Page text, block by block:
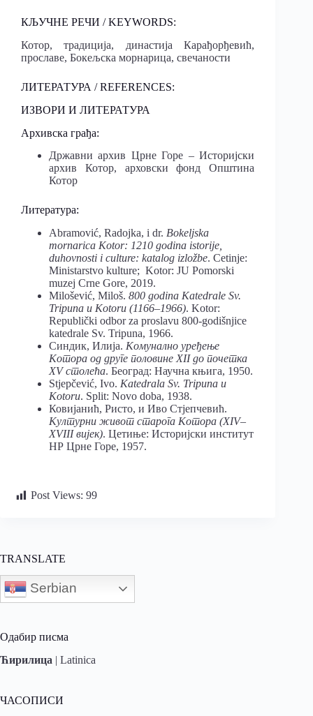
КЉУЧНЕ РЕЧИ / KEYWORDS:
Котор, традиција, династија Карађорђевић,
прославе, Бокељска морнарица, свечаности
ЛИТЕРАТУРА / REFERENCES:
ИЗВОРИ И ЛИТЕРАТУРА
Архивска грађа:
Државни архив Црне Горе – Историјски
архив Котор, арховски фонд Општина
Котор
Литература:
Abramović, Radojka, i dr. Bokeljska
mornarica Kotor: 1210 godina istorije,
duhovnosti i culture: katalog izložbe. Cetinje:
Ministarstvo kulture; Kotor: JU Pomorski
muzej Crne Gore, 2019.
Milošević, Miloš. 800 godina Katedrale Sv.
Tripuna u Kotoru (1166–1966). Kotor:
Republički odbor za proslavu 800-godišnjice
katedrale Sv. Tripuna, 1966.
Синдик, Илија. Комунално уређење
Котора од друге половине XIIдо почетка
XVстолећа. Београд: Научна књига, 1950.
Stjepčević, Ivo. Katedrala Sv. Tripuna u
Kotoru. Split: Novo doba, 1938.
Ковијанић, Ристо, и Иво Стјепчевић.
Културни живот старога Котора (XIV–
XVIIIвијек). Цетиње: Историјски институт
НР Црне Горе, 1957.
Post Views: 99
TRANSLATE
Serbian
Одабир писма
Ћирилица | Latinica
ЧАСОПИСИ